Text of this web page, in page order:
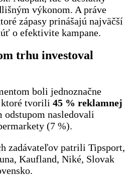
výkonom. A práve
zápasy prinášajú najväčší
o efektivite kampane.
trhu investoval
boli jednoznačne
ktoré tvorili 45 % reklamnej
odstupom nasledovali
(7 %).
zadávateľov patrili Tipsport,
Kaufland, Niké, Slovak